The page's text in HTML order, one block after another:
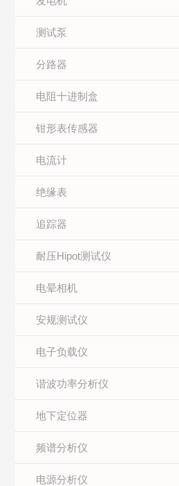
测试泵
分路器
电阻十进制盒
钳形表传感器
电流计
绝缘表
追踪器
耐压Hipot测试仪
电晕相机
安规测试仪
电子负载仪
谐波功率分析仪
地下定位器
频谱分析仪
电源分析仪